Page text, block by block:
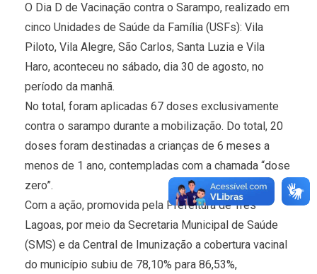
O Dia D de Vacinação contra o Sarampo, realizado em
cinco Unidades de Saúde da Família (USFs): Vila
Piloto, Vila Alegre, São Carlos, Santa Luzia e Vila
Haro, aconteceu no sábado, dia 30 de agosto, no
período da manhã.
No total, foram aplicadas 67 doses exclusivamente
contra o sarampo durante a mobilização. Do total, 20
doses foram destinadas a crianças de 6 meses a
menos de 1 ano, contempladas com a chamada “dose
zero”.
Com a ação, promovida pela Prefeitura de Três
Lagoas, por meio da Secretaria Municipal de Saúde
(SMS) e da Central de Imunização a cobertura vacinal
do município subiu de 78,10% para 86,53%,